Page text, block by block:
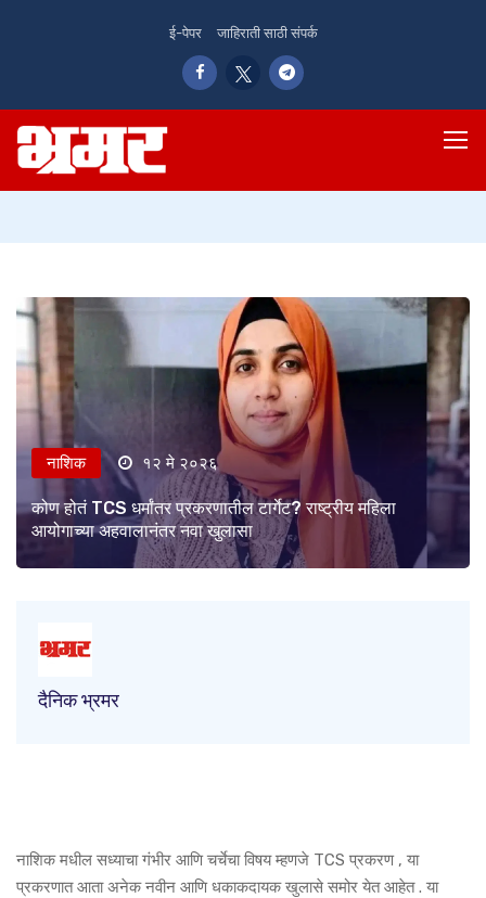
ई-पेपर जाहिराती साठी संपर्क
नाशिक १२ मे २०२६
कोण होतं TCS धर्मांतर प्रकरणातील टार्गेट? राष्ट्रीय महिला
आयोगाच्या अहवालानंतर नवा खुलासा
दैनिक भ्रमर
नाशिक मधील सध्याचा गंभीर आणि चर्चेचा विषय म्हणजे TCS प्रकरण , या
प्रकरणात आता अनेक नवीन आणि धकाकदायक खुलासे समोर येत आहेत . या